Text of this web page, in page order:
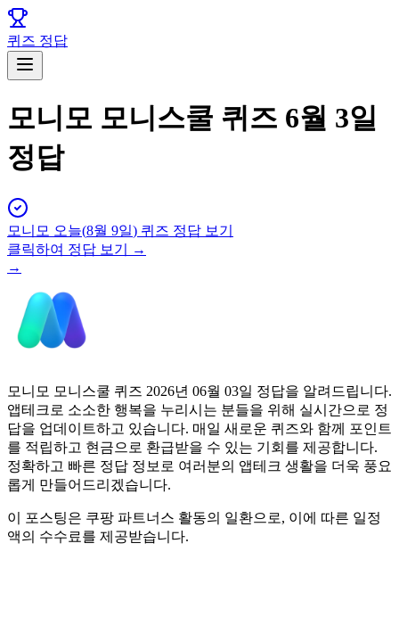
퀴즈 정답
모니모 모니스쿨 퀴즈 6월 3일
정답
모니모 오늘(8월 9일) 퀴즈 정답 보기
클릭하여 정답 보기 →
→
모니모 모니스쿨 퀴즈 2026년 06월 03일 정답을 알려드립니다.
앱테크로 소소한 행복을 누리시는 분들을 위해 실시간으로 정
답을 업데이트하고 있습니다. 매일 새로운 퀴즈와 함께 포인트
를 적립하고 현금으로 환급받을 수 있는 기회를 제공합니다.
정확하고 빠른 정답 정보로 여러분의 앱테크 생활을 더욱 풍요
롭게 만들어드리겠습니다.
이 포스팅은 쿠팡 파트너스 활동의 일환으로, 이에 따른 일정
액의 수수료를 제공받습니다.